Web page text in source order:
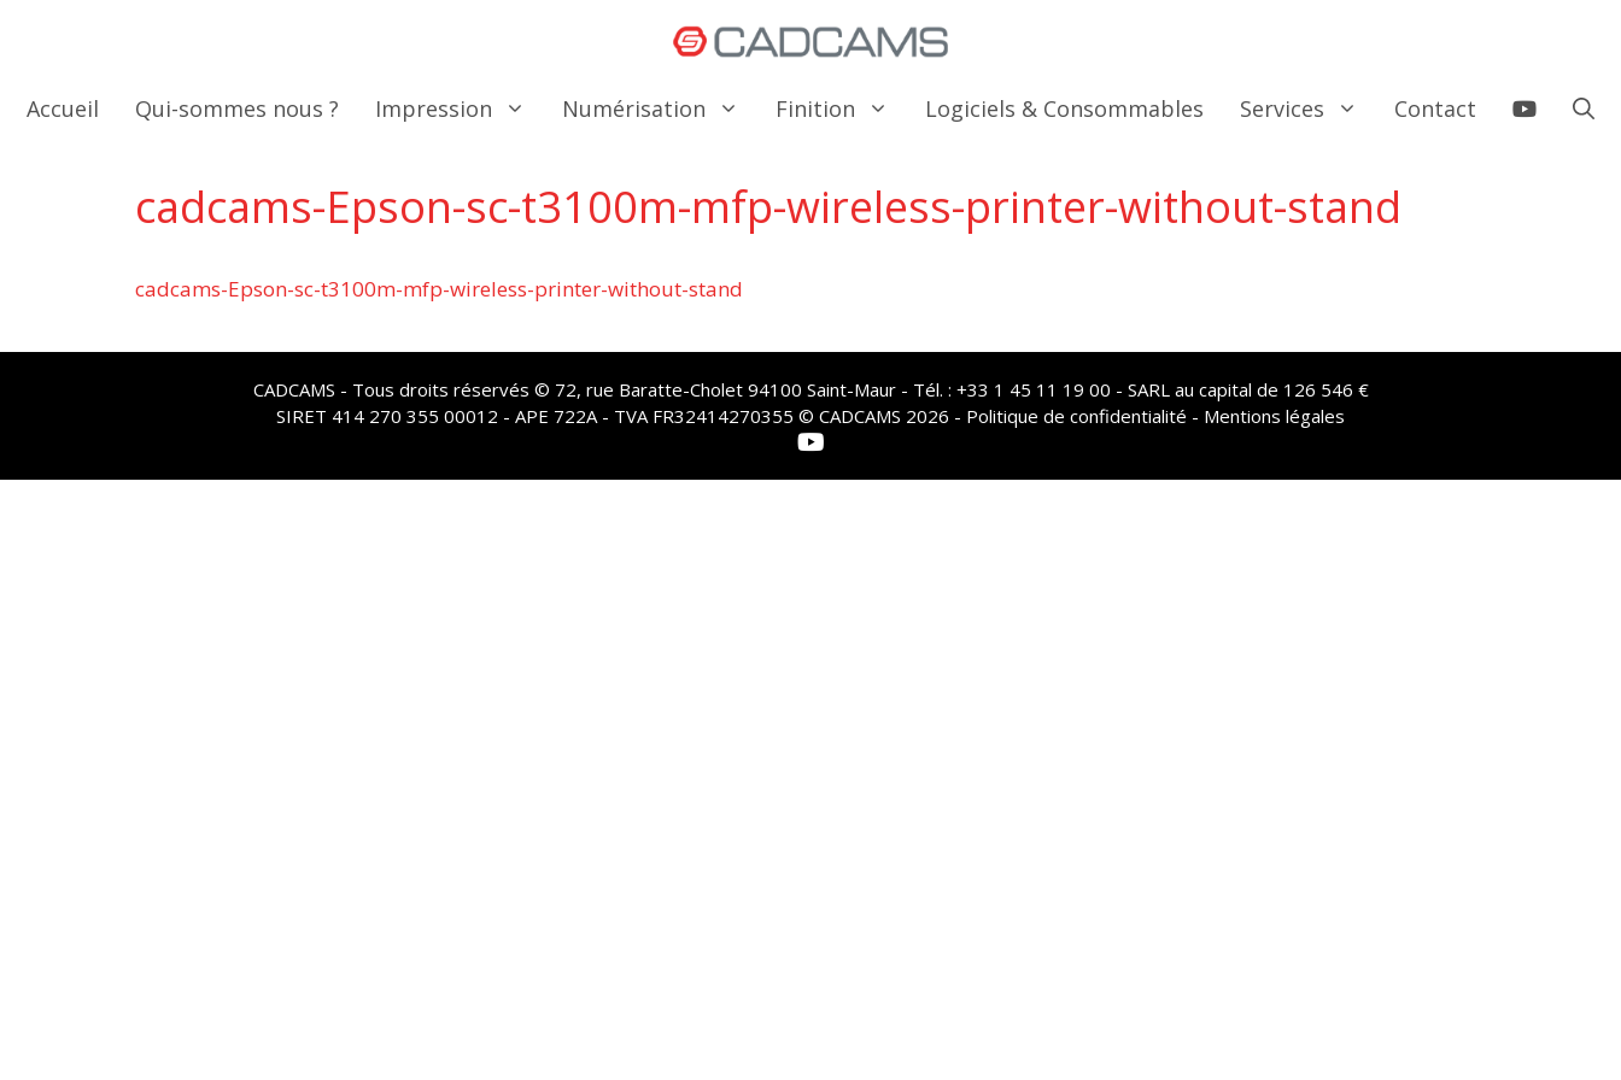
Accueil Qui-sommes nous ? Impression Numérisation Finition Logiciels & Consommables Services Contact
cadcams-Epson-sc-t3100m-mfp-wireless-printer-without-stand
cadcams-Epson-sc-t3100m-mfp-wireless-printer-without-stand
CADCAMS - Tous droits réservés © 72, rue Baratte-Cholet 94100 Saint-Maur - Tél. : +33 1 45 11 19 00 - SARL au capital de 126 546 €
SIRET 414 270 355 00012 - APE 722A - TVA FR32414270355 © CADCAMS 2026 - Politique de confidentialité - Mentions légales